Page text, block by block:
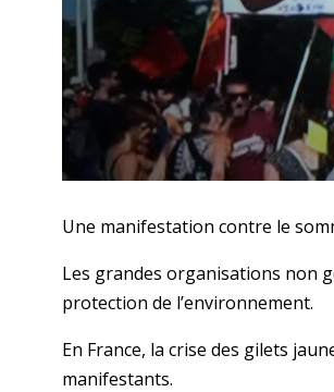
Une manifestation contre le
Les grandes organisations non
protection de l’environnement.
En France, la crise des gilets
manifestants.